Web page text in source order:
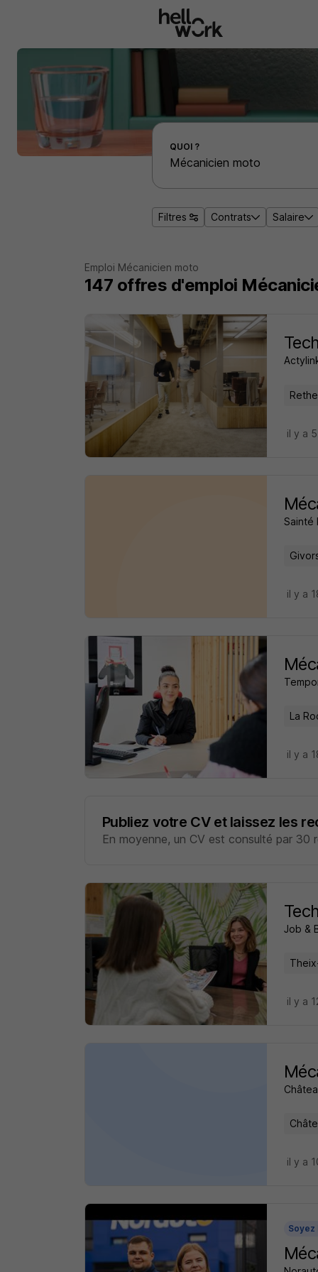
Effectuer une recherche d'emploi par localité
QUOI ?
Filtres Contrats Salaire
Emploi Mécanicien moto
147 offres d'emploi
il y a
Sainté
il y a
La
il y a
Publiez votre CV et laissez les
En moyenne, un CV est consulté par 30
Job &
il y a
il y a
Soyez